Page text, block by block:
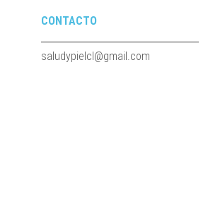
CONTACTO
saludypielcl@gmail.com